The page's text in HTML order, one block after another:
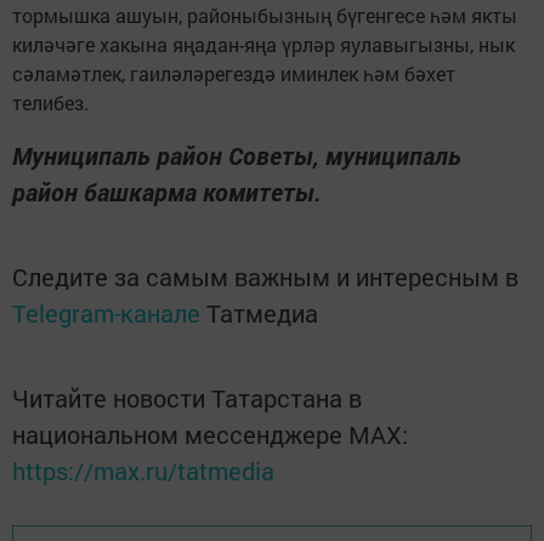
тормышка ашуын, районыбызның бүгенгесе һәм якты
киләчәге хакына яңадан-яңа үрләр яулавыгызны, нык
сәламәтлек, гаиләләрегездә иминлек һәм бәхет
телибез.
Муниципаль район Советы, муниципаль
район башкарма комитеты.
Следите за самым важным и интересным в
Telegram-канале Татмедиа
Читайте новости Татарстана в
национальном мессенджере MАХ:
https://max.ru/tatmedia